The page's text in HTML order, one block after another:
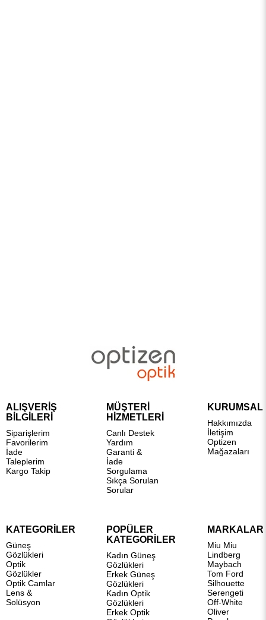
ALIŞVERİŞ
BİLGİLERİ
Siparişlerim
Favorilerim
İade
Taleplerim
Kargo Takip
MÜŞTERİ
HİZMETLERİ
Canlı Destek
Yardım
Garanti &
İade
Sorgulama
Sıkça Sorulan
Sorular
KURUMSAL
Hakkımızda
İletişim
Optizen
Mağazaları
KATEGORİLER
Güneş
Gözlükleri
Optik
Gözlükler
Optik Camlar
Lens &
Solüsyon
POPÜLER
KATEGORİLER
Kadın Güneş
Gözlükleri
Erkek Güneş
Gözlükleri
Kadın Optik
Gözlükleri
Erkek Optik
MARKALAR
Miu Miu
Lindberg
Maybach
Tom Ford
Silhouette
Serengeti
Off-White
Oliver